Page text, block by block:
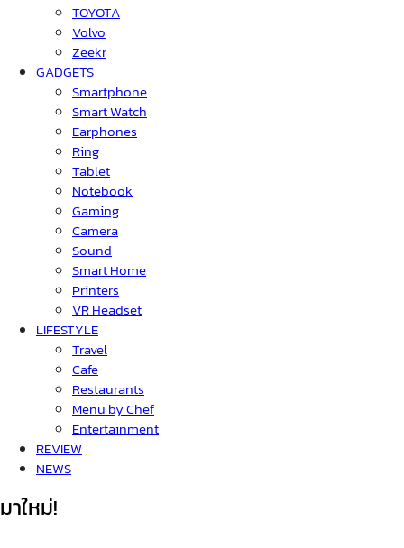
TOYOTA
Volvo
Zeekr
GADGETS
Smartphone
Smart Watch
Earphones
Ring
Tablet
Notebook
Gaming
Camera
Sound
Smart Home
Printers
VR Headset
LIFESTYLE
Travel
Cafe
Restaurants
Menu by Chef
Entertainment
REVIEW
NEWS
มาใหม่!